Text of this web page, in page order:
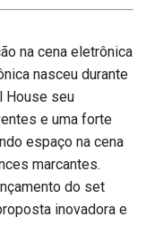
na cena eletrônica
nasceu durante
House seu
e uma forte
espaço na cena
marcantes.
do set
inovadora e